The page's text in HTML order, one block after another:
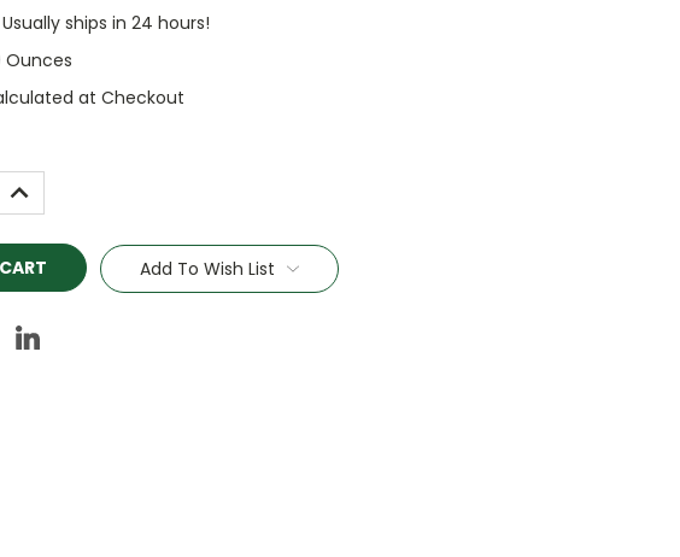
Usually ships in 24 hours!
Ounces
at Checkout
INCREASE
QUANTITY:
Add To Wish List